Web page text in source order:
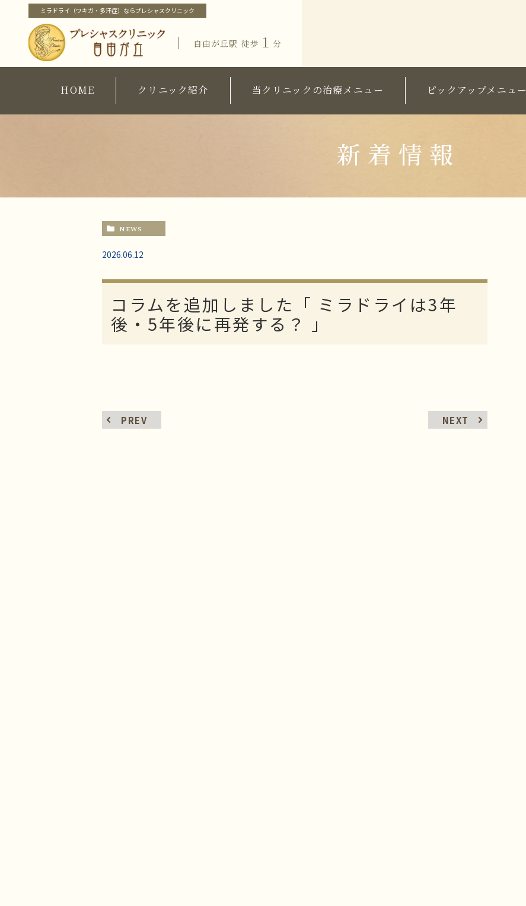
ミラドライ（ワキガ・多汗症）ならプレシャスクリニック
自由が丘駅 徒歩 １ 分
ホーム
クリニック紹介
ミラドライ（ワキガ・多汗症治療）
すそわきが
チチガ
フェイスリフト
スレッドリフト
価格
施術価格表
化粧品価格表
HOME クリニック紹介 当クリニックの治療メニュー ピックアップメニュー
新着情報
NEWS
2026.06.12
コラムを追加しました「 ミラドライは3年
後・5年後に再発する？ 」
PREV NEXT